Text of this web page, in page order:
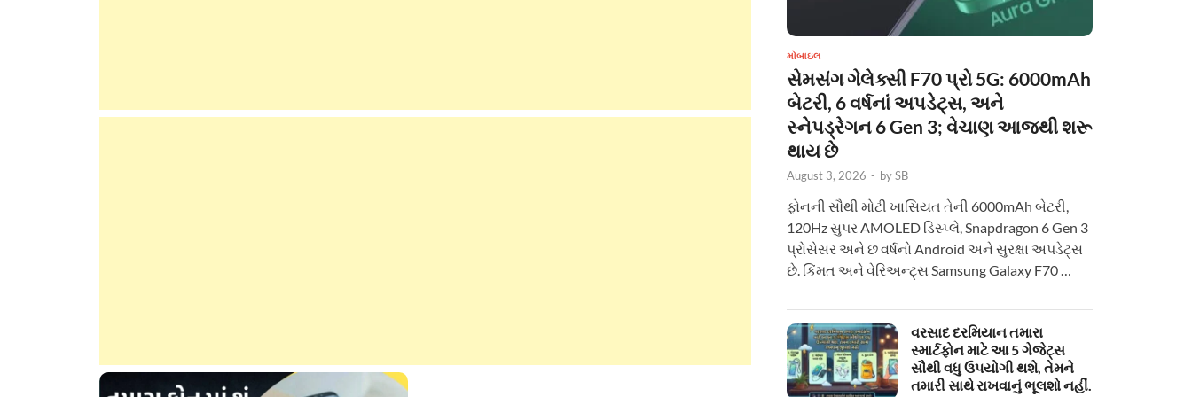
મોબાઇલ
સેમસંગ ગેલેક્સી F70 પ્રો 5G: 6000mAh
બેટરી, 6 વર્ષનાં અપડેટ્સ, અને
સ્નેપડ્રેગન 6 Gen 3; વેચાણ આજથી શરૂ
થાય છે
August 3, 2026 - bySB
ફોનની સૌથી મોટી ખાસિયત તેની 6000mAh બેટરી,
120Hz સુપર AMOLED ડિસ્પ્લે, Snapdragon 6 Gen 3
પ્રોસેસર અને છ વર્ષનો Android અને સુરક્ષા અપડેટ્સ
છે. કિંમત અને વેરિઅન્ટ્સ Samsung Galaxy F70 …
વરસાદ દરમિયાન તમારા
સ્માર્ટફોન માટે આ 5 ગેજેટ્સ
સૌથી વધુ ઉપયોગી થશે, તેમને
તમારી સાથે રાખવાનું ભૂલશો નહીં.